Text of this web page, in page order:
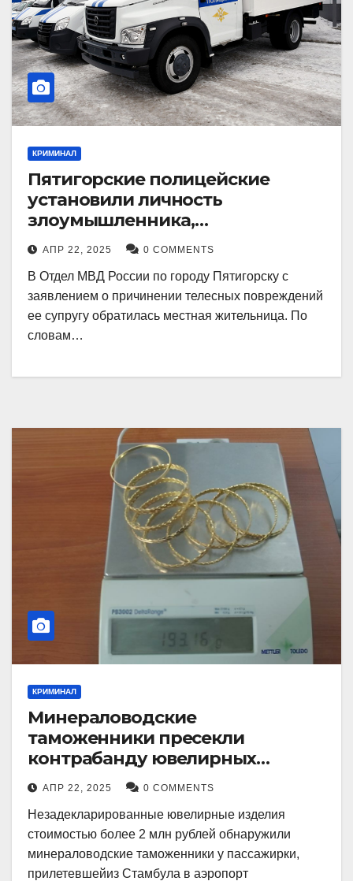
КРИМИНАЛ
Пятигорские полицейские
установили личность
злоумышленника,
причинившего телесные
повреждения местному жителю
АПР 22, 2025 0 COMMENTS
В Отдел МВД России по городу Пятигорску с
заявлением о причинении телесных повреждений
ее супругу обратилась местная жительница. По
словам…
КРИМИНАЛ
Минераловодские
таможенники пресекли
контрабанду ювелирных
изделий на 2 млн рублей
АПР 22, 2025 0 COMMENTS
Незадекларированные ювелирные изделия
стоимостью более 2 млн рублей обнаружили
минераловодские таможенники у пассажирки,
прилетевшейиз Стамбула в аэропорт